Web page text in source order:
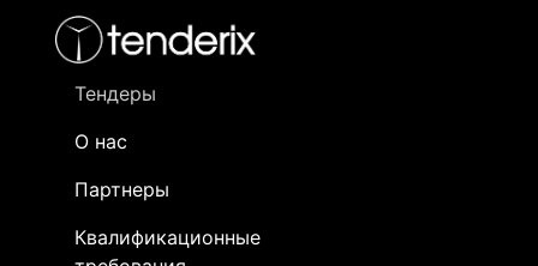
Тендеры
О нас
Партнеры
Квалификационные
- активный лот
- сохраненный лот (не опубликован)
Закупка: Изоляторы
[Завершен]